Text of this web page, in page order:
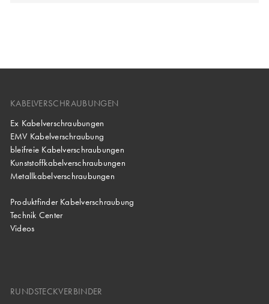
KABELVERSCHRAUBUNGEN
Ex Kabelverschraubungen
EMV Kabelverschraubung
bleifreie Kabelverschraubungen
Kunststoffkabelverschraubungen
Metallkabelverschraubungen
Produktfinder Kabelverschraubung
Technik Center
Videos
RUNDSTECKVERBINDER